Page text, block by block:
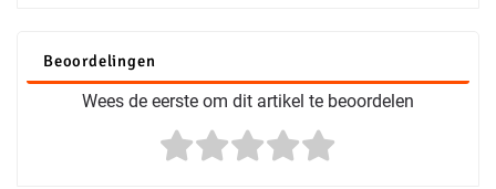
Beoordelingen
Wees de eerste om dit artikel te beoordelen